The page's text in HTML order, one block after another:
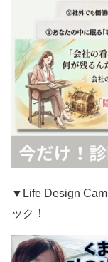
▼Life Design
ック！